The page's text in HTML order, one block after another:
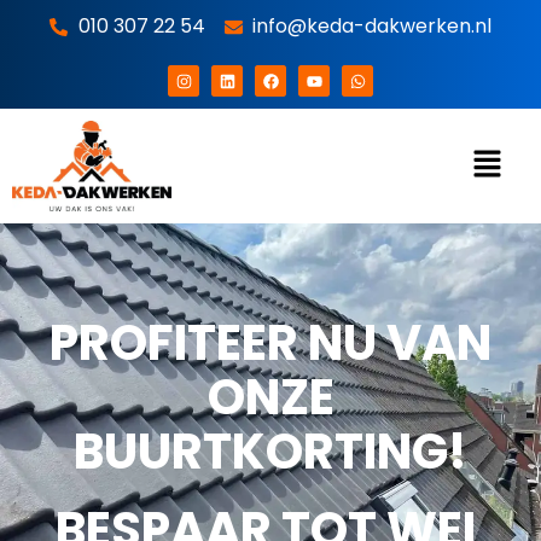
010 307 22 54 info@keda-dakwerken.nl
PROFITEER NU VAN
ONZE
BUURTKORTING!